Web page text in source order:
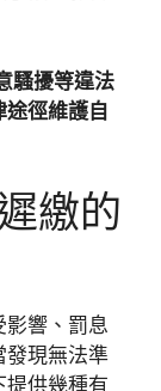
騷擾等違法
途徑維護自
繳的
影響、罰息
發現無法準
提供幾種有